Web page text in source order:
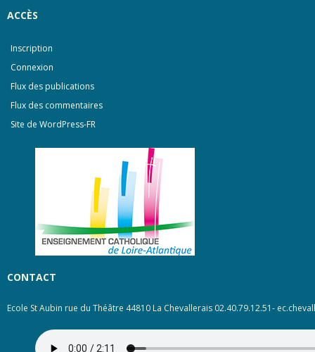
ACCÈS
Inscription
Connexion
Flux des publications
Flux des commentaires
Site de WordPress-FR
CONTACT
Ecole St Aubin rue du Théâtre 44810 La Chevallerais 02.40.79.12.51-